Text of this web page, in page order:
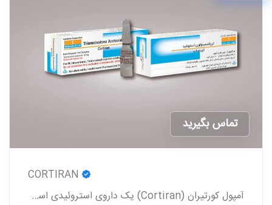
تماس بگیرید
آمپول کورتیران (Cortiran) یک داروی استروئیدی است که معمولاً برای درمان التهاب و درد ناشی از شرایط مختلف پزشکی استفاده می‌شود.